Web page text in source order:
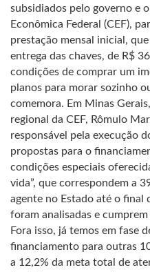
subsidiados pelo governo e
Econômica Federal (CEF),
prestação mensal inicial,
entrega das chaves, de R$
condições de comprar um
planos para morar sozinho
comemora. Em Minas
regional da CEF, Rômulo
responsável pela execução
propostas para o
condições especiais
vida”, que correspondem a
agente no Estado até o final
foram analisadas e
Fora isso, já temos em fase
financiamento para outras
a 12,2% da meta total de